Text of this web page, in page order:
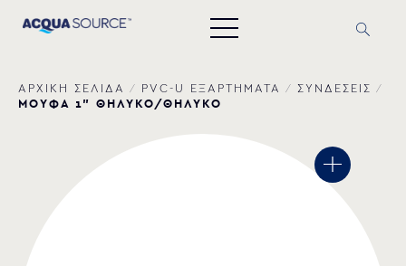
ΑΡΧΙΚΗ ΣΕΛΙΔΑ / PVC-U ΕΞΑΡΤΗΜΑΤΑ / ΣΥΝΔΕΣΕΙΣ /
ΜΟΥΦΑ 1” ΘΗΛΥΚΟ/ΘΗΛΥΚΟ